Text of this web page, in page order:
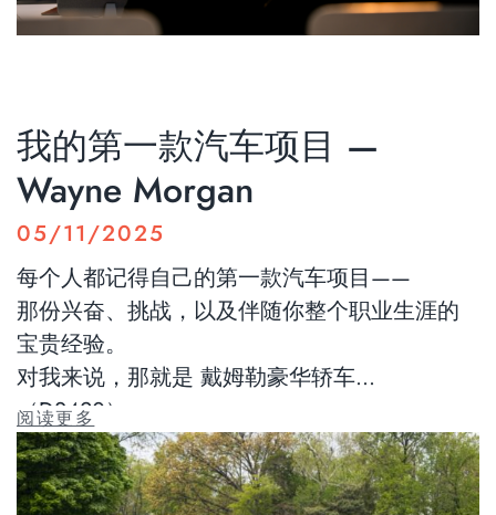
我的第一款汽车项目 —
Wayne Morgan
05/11/2025
每个人都记得自己的第一款汽车项目——
那份兴奋、挑战，以及伴随你整个职业生涯的
宝贵经验。
对我来说，那就是 戴姆勒豪华轿车
（DS420）。
阅读更多